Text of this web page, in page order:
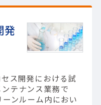
発
ス開発における試
テナンス業務で
ンルーム内におい